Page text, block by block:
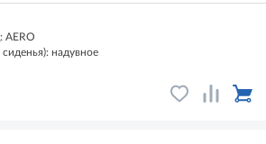
AERO
надувное